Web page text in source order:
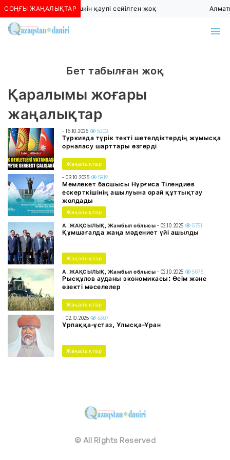
СОҢҒЫ ЖАҢАЛЫҚТАР
Алматыда көшкін қаупі сейілген жоқ
Бет табылған жоқ
Қаралымы жоғары
жаңалықтар
- 15.10.2025 5303
Түркияда түрік текті шетелдіктердің жұмысқа
орналасу шарттары өзгерді
Жаңалықтар
- 03.10.2025 5819
Мемлекет басшысы Нұрғиса Тілендиев
ескерткішінің ашылуына орай құттықтау
жолдады
Жаңалықтар
А. ЖАҚСЫЛЫҚ, Жамбыл облысы - 02.10.2025 5751
Құмшағалда жаңа мәдениет үйі ашылды
Жаңалықтар
А. ЖАҚСЫЛЫҚ, Жамбыл облысы - 02.10.2025 5875
Рысқұлов ауданы экономикасы: Өсім және
өзекті мәселелер
Жаңалықтар
- 02.10.2025 6687
Ұрпаққа-ұстаз, Ұлысқа-Ұран
Жаңалықтар
© All Rights Reserved